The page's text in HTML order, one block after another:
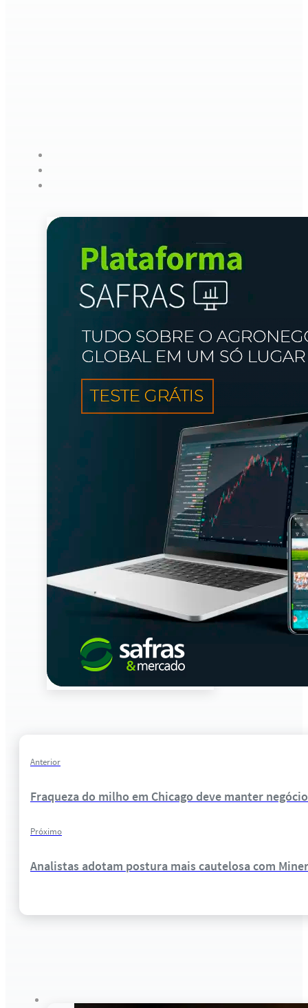
Anterior
Fraqueza do milho em Chicago deve manter
Próximo
Analistas adotam postura mais cautelosa com